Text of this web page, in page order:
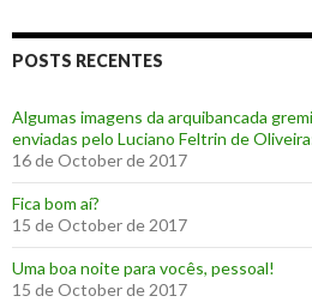
POSTS RECENTES
Algumas imagens da arquibancada
enviadas pelo Luciano Feltrin de
16 de October de 2017
‪Fica bom aí?‬
15 de October de 2017
Uma boa noite para vocês, pessoal!
15 de October de 2017